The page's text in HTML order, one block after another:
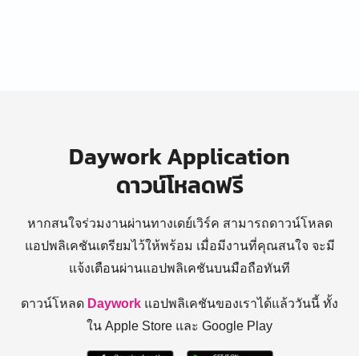
Daywork Application
ดาวน์โหลดฟรี
หากสนใจร่วมงานผ่านทางเดย์เวิร์ค สามารถดาวน์โหลด
แอปพลิเคชันเตรียมไว้ให้พร้อม เมื่อมีงานที่คุณสนใจ จะมี
แจ้งเตือนผ่านแอปพลิเคชันบนมือถือทันที
ดาวน์โหลด Daywork แอปพลิเคชันของเราได้แล้ววันนี้ ทั้ง
ใน Apple Store และ Google Play